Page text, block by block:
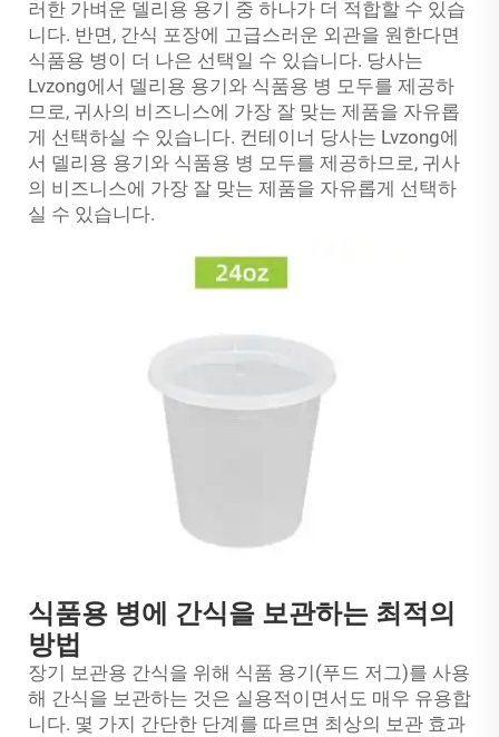
러한 가벼운 델리용 용기 중 하나가 더 적합할 수 있습
니다. 반면, 간식 포장에 고급스러운 외관을 원한다면
식품용 병이 더 나은 선택일 수 있습니다. 당사는
Lvzong에서 델리용 용기와 식품용 병 모두를 제공하
므로, 귀사의 비즈니스에 가장 잘 맞는 제품을 자유롭
게 선택하실 수 있습니다. 컨테이너 당사는 Lvzong에
서 델리용 용기와 식품용 병 모두를 제공하므로, 귀사
의 비즈니스에 가장 잘 맞는 제품을 자유롭게 선택하
실 수 있습니다.
식품용 병에 간식을 보관하는 최적의
방법
장기 보관용 간식을 위해 식품 용기(푸드 저그)를 사용
해 간식을 보관하는 것은 실용적이면서도 매우 유용합
니다. 몇 가지 간단한 단계를 따르면 최상의 보관 효과